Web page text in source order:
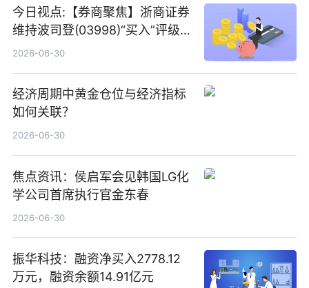
今日视点:【券商聚焦】浙商证券
维持波司登(03998)“买入”评级
指其业绩高质量稳增长
2026-06-30
经济周期中黄金仓位与经济指标
如何关联？
2026-06-30
焦点资讯：侯启军会见韩国LG化
学公司首席执行官金东春
2026-06-30
振华科技：融资净买入2778.12
万元，融资余额14.91亿元